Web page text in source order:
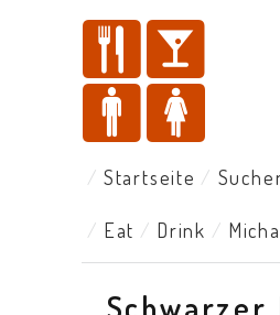
Startseite
Eat Drink
Schwarzer